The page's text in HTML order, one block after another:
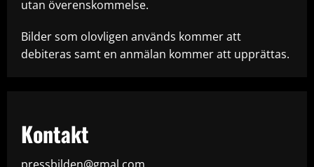
utan överenskommelse.
Bilder som olovligen används kommer att
debiteras samt en anmälan kommer att upprättas.
Kontakt